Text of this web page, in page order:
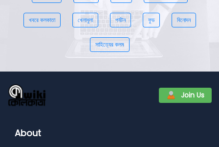
খবরে কলকাতা খেলাধুলা পর্যটন ফুড বিনোদন
সাহিত্যের কলম
Join Us
About